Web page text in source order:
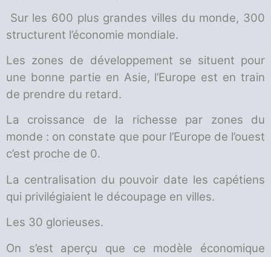
Sur les 600 plus grandes villes du monde, 300
structurent l’économie mondiale.
Les zones de développement se situent pour
une bonne partie en Asie, l’Europe est en train
de prendre du retard.
La croissance de la richesse par zones du
monde : on constate que pour l’Europe de l’ouest
c’est proche de 0.
La centralisation du pouvoir date les capétiens
qui privilégiaient le découpage en villes.
Les 30 glorieuses.
On s’est aperçu que ce modèle économique